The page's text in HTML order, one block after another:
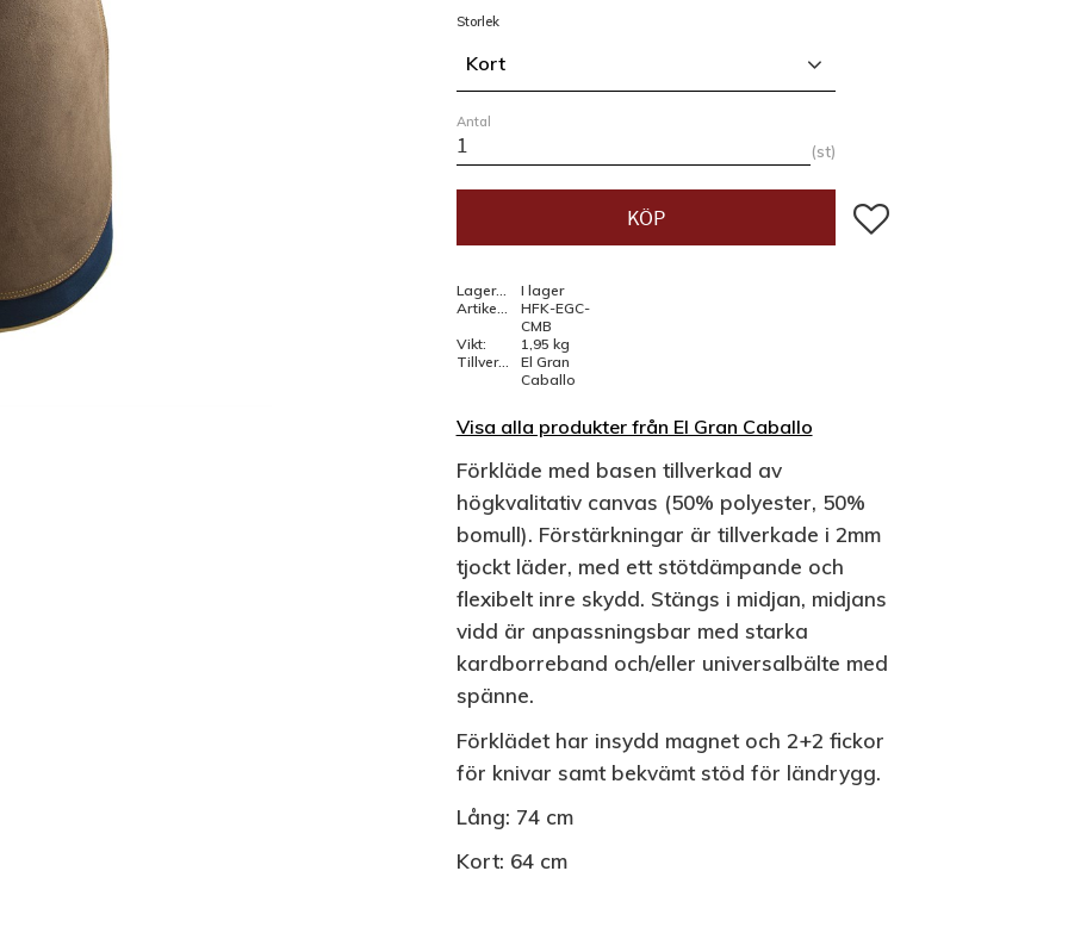
Storlek
Kort
Antal
st
KÖP Lägg till i favoriter
Lagerstatus
I lager
HFK-EGC-
CMB
Vikt
1,95 kg
Tillverkare
El Gran
Caballo
Visa alla produkter från El Gran Caballo
Förkläde med basen tillverkad av
högkvalitativ canvas (50% polyester, 50%
bomull). Förstärkningar är tillverkade i 2mm
tjockt läder, med ett stötdämpande och
flexibelt inre skydd. Stängs i midjan, midjans
vidd är anpassningsbar med starka
kardborreband och/eller universalbälte med
spänne.
Förklädet har insydd magnet och 2+2 fickor
för knivar samt bekvämt stöd för ländrygg.
Lång: 74 cm
Kort: 64 cm